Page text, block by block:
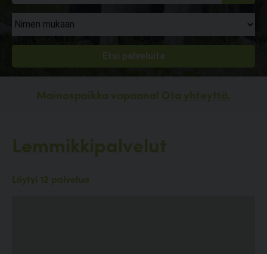
Mainospaikka vapaana! Ota yhteyttä.
Lemmikkipalvelut
Löytyi 12 palvelua